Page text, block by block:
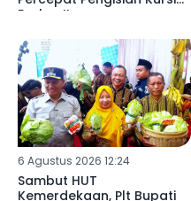
Eselon II
6 Agustus 2026 12:24
Sambut HUT
Kemerdekaan, Plt Bupati